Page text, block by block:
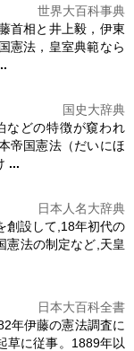
世界大百科事典
首相と井上毅，伊東
憲法 ，皇室典範なら
国史大辞典
などの特徴が窺われ
帝国憲法（だいにほ
...
日本人名大辞典
創設して,18年初代の
憲法の制定など,天皇
日本大百科全書
年伊藤の憲法調査に
草に従事。1889年以